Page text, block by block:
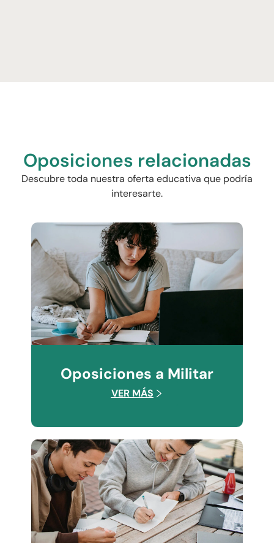
Oposiciones relacionadas
Descubre toda nuestra oferta educativa que podría
interesarte.
Oposiciones a Militar
VER MÁS